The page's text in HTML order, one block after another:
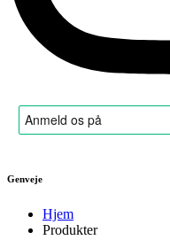
Genveje
Hjem
Produkter